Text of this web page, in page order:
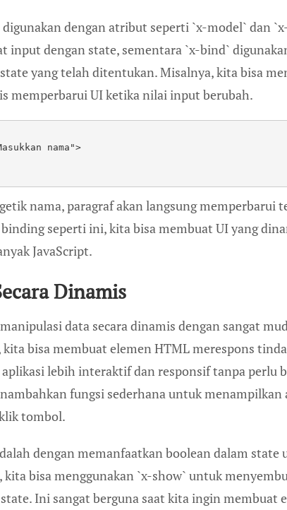
dengan atribut seperti `x-model` dan
input dengan state, sementara `x-bind`
yang telah ditentukan. Misalnya, kita bisa
memperbarui UI ketika nilai input berubah.
nama">
nama, paragraf akan langsung memperbarui
seperti ini, kita bisa membuat UI yang
JavaScript.
Dinamis
data secara dinamis dengan sangat
bisa membuat elemen HTML merespons
lebih interaktif dan responsif tanpa perlu
fungsi sederhana untuk menampilkan
tombol.
dengan memanfaatkan boolean dalam state
bisa menggunakan `x-show` untuk
Ini sangat berguna saat kita ingin membuat